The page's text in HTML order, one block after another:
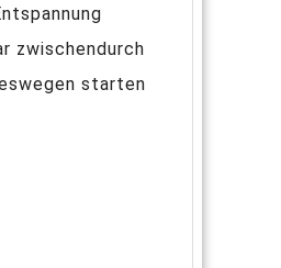
zwischendurch
starten